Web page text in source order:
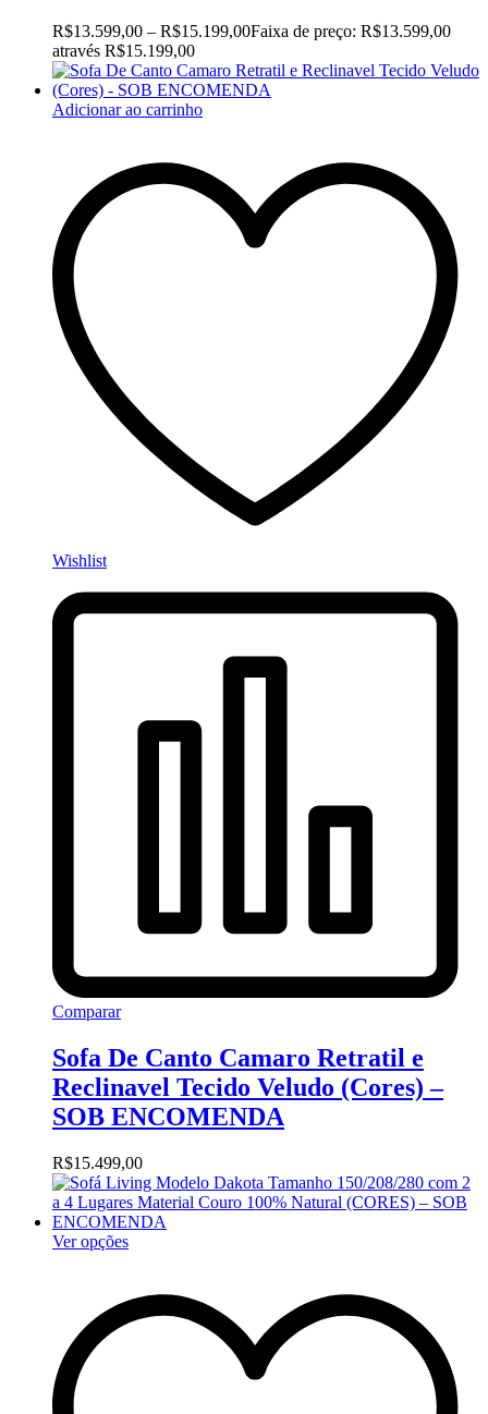
R$13.599,00 – R$15.199,00Faixa de preço: R$13.599,00
através R$15.199,00
Adicionar ao carrinho
Wishlist
Comparar
Sofa De Canto Camaro Retratil e
Reclinavel Tecido Veludo (Cores) –
SOB ENCOMENDA
R$15.499,00
Ver opções